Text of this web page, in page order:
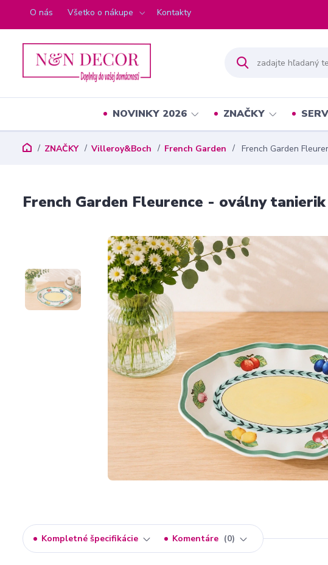
O nás Všetko o nákupe Kontakty
NOVINKY 2026 ZNAČKY
ZNAČKY Villeroy&Boch French Garden French Garden
French Garden Fleurence - oválny
Kompletné špecifikácie Komentáre 0